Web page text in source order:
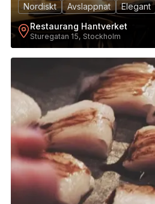
Nordiskt Avslappnat
Elegant
Restaurang Hantverket
Sturegatan 15, Stockholm